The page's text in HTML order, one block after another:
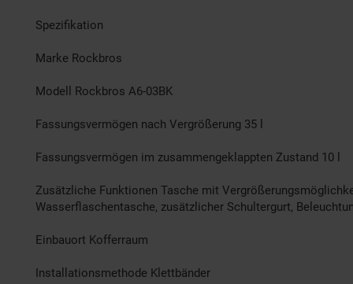
Spezifikation
Marke Rockbros
Modell Rockbros A6-03BK
Fassungsvermögen nach Vergrößerung 35 l
Fassungsvermögen im zusammengeklappten Zustand 10 l
Zusätzliche Funktionen Tasche mit
Wasserflaschentasche, zusätzlicher Schultergurt,
Einbauort Kofferraum
Installationsmethode Klettbänder